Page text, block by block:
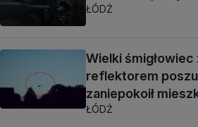
ŁÓDŹ
Wielki śmigłowiec
reflektorem
zaniepokoił
ŁÓDŹ